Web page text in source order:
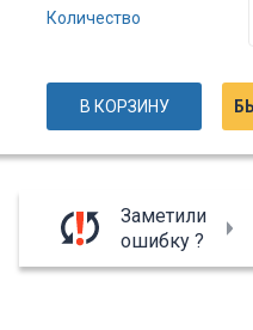
Количество
В КОРЗИНУ
Заметили
ошибку ?